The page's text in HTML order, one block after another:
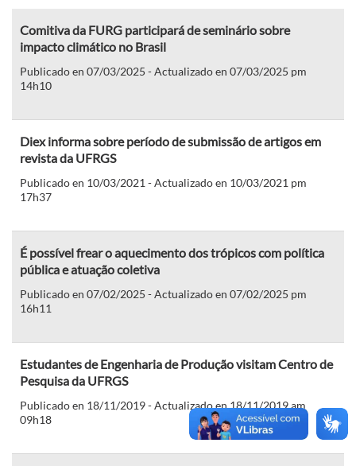
Comitiva da FURG participará de seminário sobre
impacto climático no Brasil
Publicado en 07/03/2025 - Actualizado en 07/03/2025 pm
14h10
Diex informa sobre período de submissão de artigos em
revista da UFRGS
Publicado en 10/03/2021 - Actualizado en 10/03/2021 pm
17h37
É possível frear o aquecimento dos trópicos com política
pública e atuação coletiva
Publicado en 07/02/2025 - Actualizado en 07/02/2025 pm
16h11
Estudantes de Engenharia de Produção visitam Centro de
Pesquisa da UFRGS
Publicado en 18/11/2019 - Actualizado en 18/11/2019 am
09h18